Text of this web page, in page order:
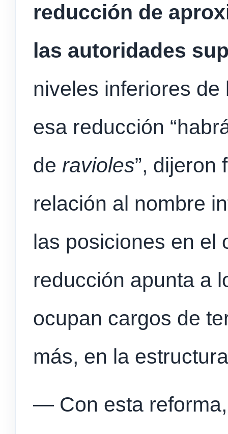
reducción de
las autoridades
niveles inferiores
esa reducción
de ravioles”, dijeron
relación al nombre
las posiciones en el
reducción apunta a
ocupan cargos de
más, en la
— Con esta